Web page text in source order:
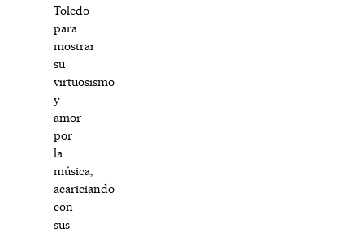
Toledo
para
mostrar
su
virtuosismo
y
amor
por
la
música,
acariciando
con
sus